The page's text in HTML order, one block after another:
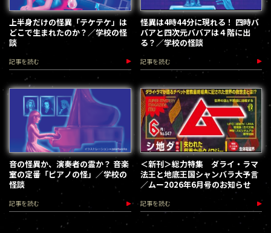
上半身だけの怪異「テケテケ」は
どこで生まれたのか？／学校の怪
談
記事を読む
怪異は4時44分に現れる！ 四時バ
バアと四次元ババアは４階に出
る？／学校の怪談
記事を読む
音の怪異か、演奏者の霊か？ 音楽
室の定番「ピアノの怪」／学校の
怪談
記事を読む
＜新刊＞総力特集 ダライ・ラマ
法王と地底王国シャンバラ大予言
／ムー2026年6月号のお知らせ
記事を読む